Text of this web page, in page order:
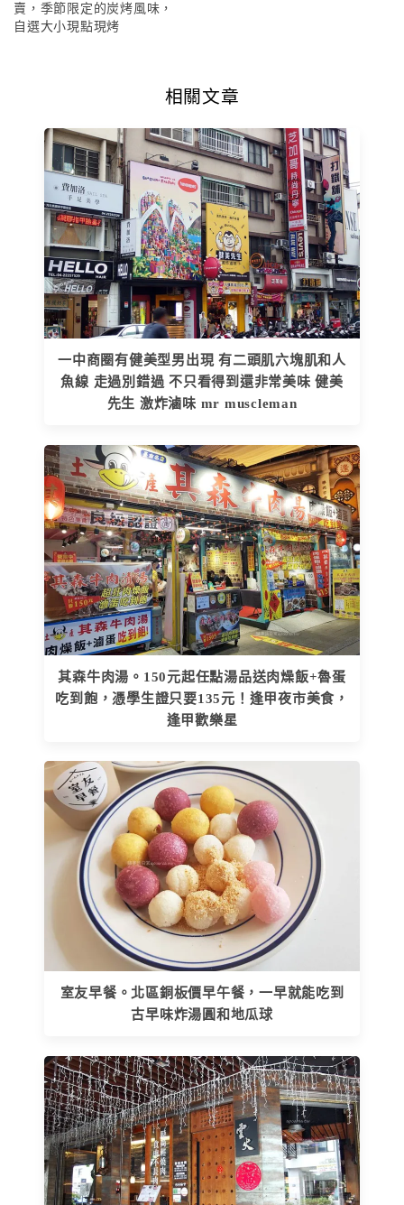
賣，季節限定的炭烤風味，
自選大小現點現烤
相關文章
一中商圈有健美型男出現 有二頭肌六塊肌和人
魚線 走過別錯過 不只看得到還非常美味 健美
先生 激炸滷味 mr muscleman
其森牛肉湯。150元起任點湯品送肉燥飯+魯蛋
吃到飽，憑學生證只要135元！逢甲夜市美食，
逢甲歡樂星
室友早餐。北區銅板價早午餐，一早就能吃到
古早味炸湯圓和地瓜球